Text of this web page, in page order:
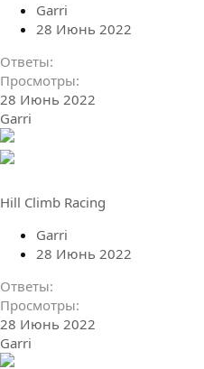
Garri
28 Июнь 2022
Ответы
Просмотры
28 Июнь 2022
Garri
Hill Climb Racing
Garri
28 Июнь 2022
Ответы
Просмотры
28 Июнь 2022
Garri